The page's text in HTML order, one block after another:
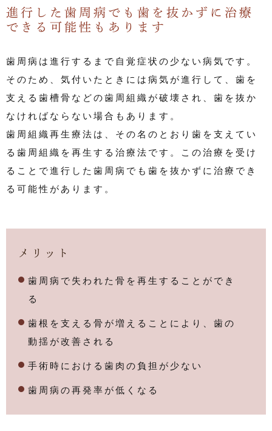
進行した歯周病でも歯を抜かずに治療
できる可能性もあります
歯周病は進行するまで自覚症状の少ない病気です。
そのため、気付いたときには病気が進行して、歯を
支える歯槽骨などの歯周組織が破壊され、歯を抜か
なければならない場合もあります。
歯周組織再生療法は、その名のとおり歯を支えてい
る歯周組織を再生する治療法です。この治療を受け
ることで進行した歯周病でも歯を抜かずに治療でき
る可能性があります。
メリット
歯周病で失われた骨を再生することができ
る
歯根を支える骨が増えることにより、歯の
動揺が改善される
手術時における歯肉の負担が少ない
歯周病の再発率が低くなる